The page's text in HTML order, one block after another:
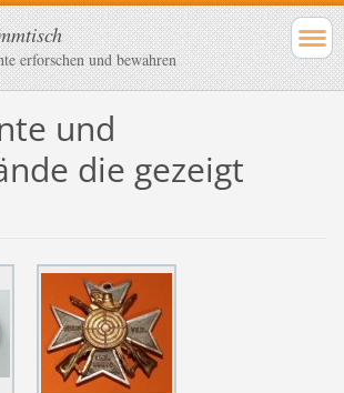
erforschen und bewahren
und
die gezeigt